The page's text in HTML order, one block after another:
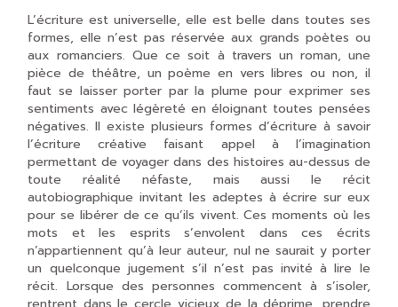
L’écriture est universelle, elle est belle dans toutes ses
formes, elle n’est pas réservée aux grands poètes ou
aux romanciers. Que ce soit à travers un roman, une
pièce de théâtre, un poème en vers libres ou non, il
faut se laisser porter par la plume pour exprimer ses
sentiments avec légèreté en éloignant toutes pensées
négatives. Il existe plusieurs formes d’écriture à savoir
l’écriture créative faisant appel à l’imagination
permettant de voyager dans des histoires au-dessus de
toute réalité néfaste, mais aussi le récit
autobiographique invitant les adeptes à écrire sur eux
pour se libérer de ce qu’ils vivent. Ces moments où les
mots et les esprits s’envolent dans ces écrits
n’appartiennent qu’à leur auteur, nul ne saurait y porter
un quelconque jugement s’il n’est pas invité à lire le
récit. Lorsque des personnes commencent à s’isoler,